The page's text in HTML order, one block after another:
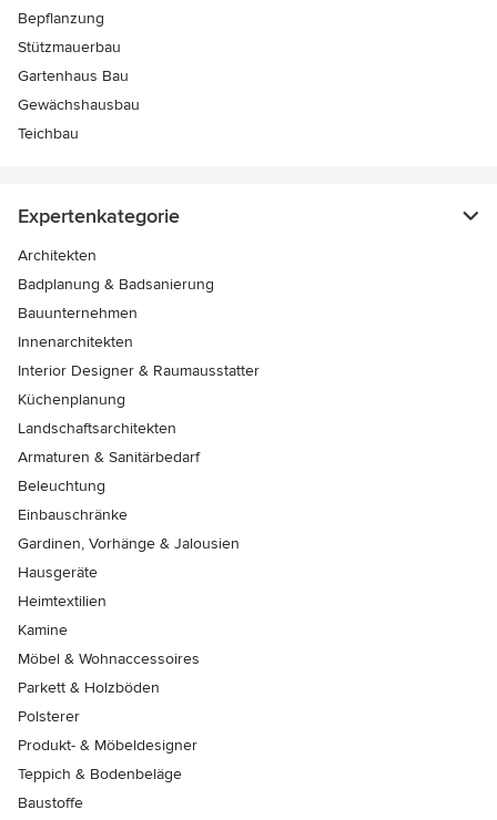
Bepflanzung
Stützmauerbau
Gartenhaus Bau
Gewächshausbau
Teichbau
Expertenkategorie
Architekten
Badplanung & Badsanierung
Bauunternehmen
Innenarchitekten
Interior Designer & Raumausstatter
Küchenplanung
Landschaftsarchitekten
Armaturen & Sanitärbedarf
Beleuchtung
Einbauschränke
Gardinen, Vorhänge & Jalousien
Hausgeräte
Heimtextilien
Kamine
Möbel & Wohnaccessoires
Parkett & Holzböden
Polsterer
Produkt- & Möbeldesigner
Teppich & Bodenbeläge
Baustoffe